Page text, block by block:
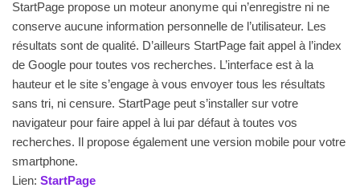
StartPage propose un moteur anonyme qui n’enregistre ni ne
conserve aucune information personnelle de l’utilisateur. Les
résultats sont de qualité. D’ailleurs StartPage fait appel à l’index
de Google pour toutes vos recherches. L’interface est à la
hauteur et le site s’engage à vous envoyer tous les résultats
sans tri, ni censure. StartPage peut s’installer sur votre
navigateur pour faire appel à lui par défaut à toutes vos
recherches. Il propose également une version mobile pour votre
smartphone.
Lien: StartPage